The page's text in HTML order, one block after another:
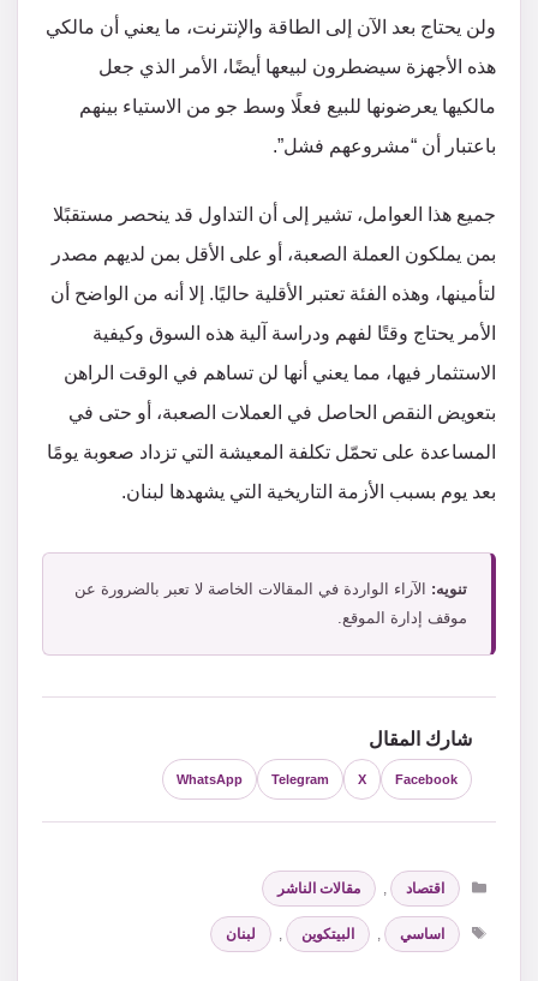
ولن يحتاج بعد الآن إلى الطاقة والإنترنت، ما يعني أن مالكي
هذه الأجهزة سيضطرون لبيعها أيضًا، الأمر الذي جعل
مالكيها يعرضونها للبيع فعلًا وسط جو من الاستياء بينهم
باعتبار أن “مشروعهم فشل”.
جميع هذا العوامل، تشير إلى أن التداول قد ينحصر مستقبًلا
بمن يملكون العملة الصعبة، أو على الأقل بمن لديهم مصدر
لتأمينها، وهذه الفئة تعتبر الأقلية حاليًا. إلا أنه من الواضح أن
الأمر يحتاج وقتًا لفهم ودراسة آلية هذه السوق وكيفية
الاستثمار فيها، مما يعني أنها لن تساهم في الوقت الراهن
بتعويض النقص الحاصل في العملات الصعبة، أو حتى في
المساعدة على تحمّل تكلفة المعيشة التي تزداد صعوبة يومًا
بعد يوم بسبب الأزمة التاريخية التي يشهدها لبنان.
تنويه: الآراء الواردة في المقالات الخاصة لا تعبر بالضرورة عن
موقف إدارة الموقع.
شارك المقال
Facebook
X
Telegram
WhatsApp
التصنيفات
اقتصاد
مقالات الناشر
الوسوم
اساسي البيتكوين لبنان